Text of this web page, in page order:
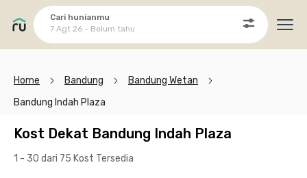
Cari hunianmu
7 Agt 26 - Belum tahu
Home Bandung
Bandung Wetan
Bandung Indah Plaza
Kost Dekat Bandung Indah Plaza
1 - 30 dari 75 Kost Tersedia